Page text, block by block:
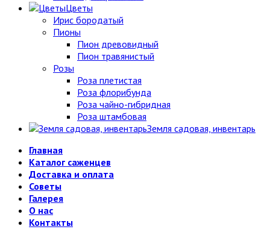
Цветы
Ирис бородатый
Пионы
Пион древовидный
Пион травянистый
Розы
Роза плетистая
Роза флорибунда
Роза чайно-гибридная
Роза штамбовая
Земля садовая, инвентарь
Главная
Каталог саженцев
Доставка и оплата
Советы
Галерея
О нас
Контакты